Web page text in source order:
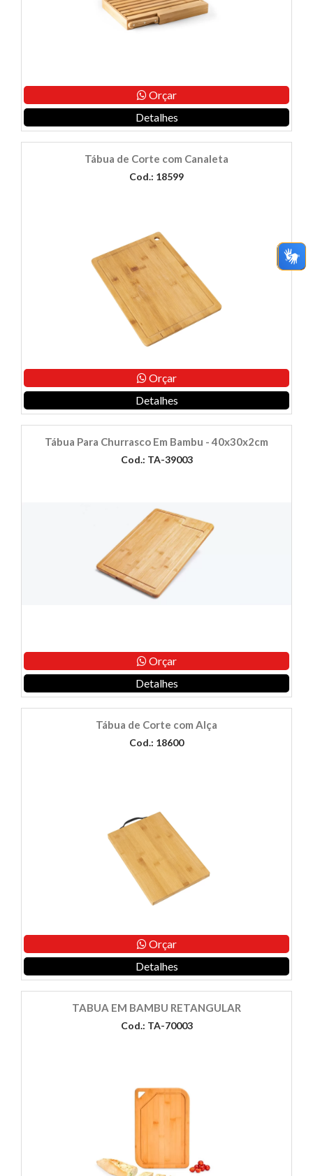
Orçar
Detalhes
Tábua de Corte com Canaleta
Cod.: 18599
Orçar
Detalhes
Tábua Para Churrasco Em Bambu - 40x30x2cm
Cod.: TA-39003
Orçar
Detalhes
Tábua de Corte com Alça
Cod.: 18600
Orçar
Detalhes
TABUA EM BAMBU RETANGULAR
Cod.: TA-70003